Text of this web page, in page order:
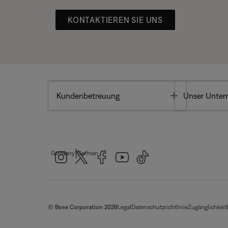
KONTAKTIEREN SIE UNS
Kundenbetreuung Toggle
Unser
Germany|German
© Bose Corporation 2026Legal DatenschutzrichtlinieZugänglichkeit